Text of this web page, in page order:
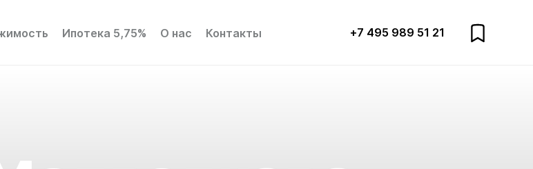
Ипотека 5,75% О нас Контакты +7 495 989 51 21